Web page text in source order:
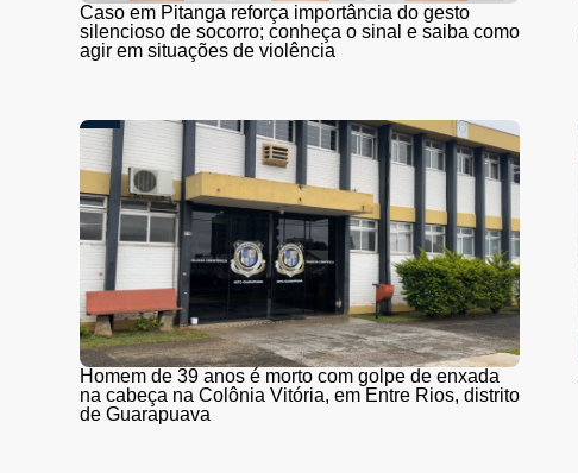
Caso em Pitanga reforça importância do gesto
silencioso de socorro; conheça o sinal e saiba como
agir em situações de violência
Homem de 39 anos é morto com golpe de enxada
na cabeça na Colônia Vitória, em Entre Rios, distrito
de Guarapuava